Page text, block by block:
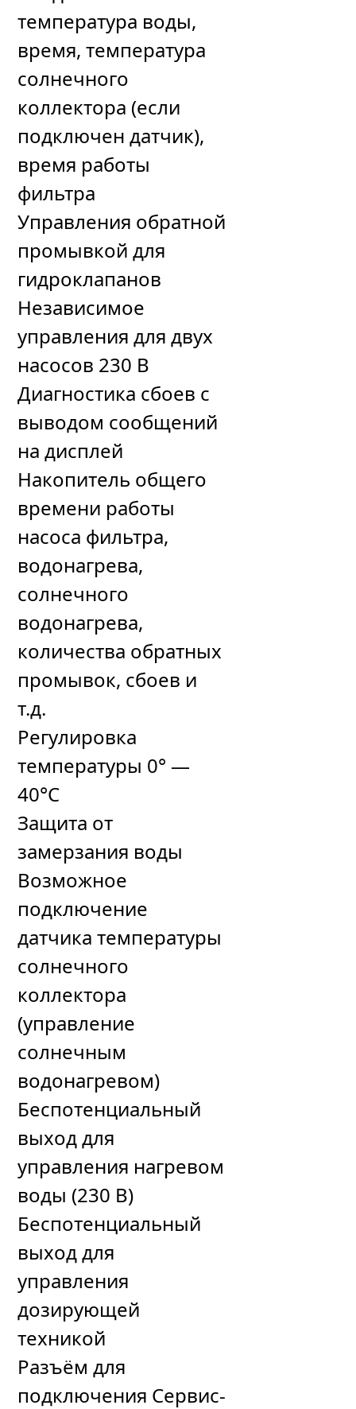
температура воды,
время, температура
солнечного
коллектора (если
подключен датчик),
время работы
фильтра
Управления обратной
промывкой для
гидроклапанов
Независимое
управления для двух
насосов 230 В
Диагностика сбоев с
выводом сообщений
на дисплей
Накопитель общего
времени работы
насоса фильтра,
водонагрева,
солнечного
водонагрева,
количества обратных
промывок, сбоев и
т.д.
Регулировка
температуры 0° —
40°C
Защита от
замерзания воды
Возможное
подключение
датчика температуры
солнечного
коллектора
(управление
солнечным
водонагревом)
Беспотенциальный
выход для
управления нагревом
воды (230 В)
Беспотенциальный
выход для
управления
дозирующей
техникой
Разъём для
подключения Сервис-